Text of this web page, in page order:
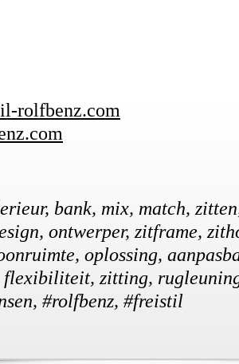
rolfbenz.com
bank, mix, match,
ontwerper, zitframe,
oplossing,
flexibiliteit, zitting,
#rolfbenz, #freistil